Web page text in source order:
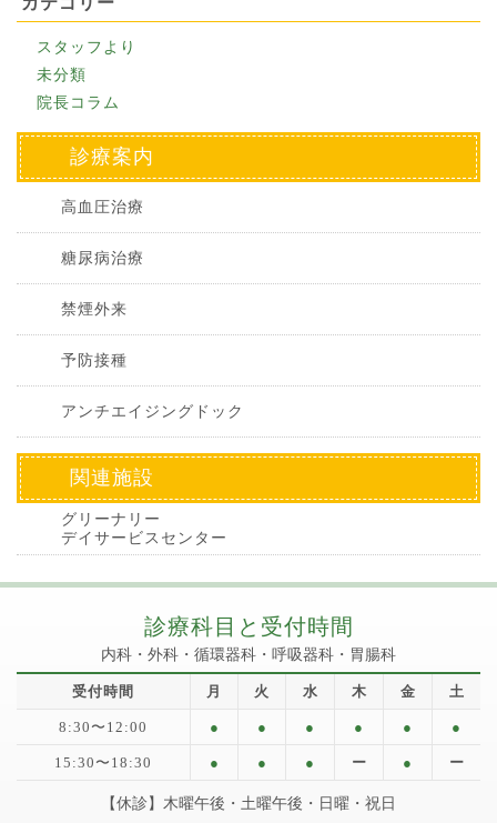
スタッフより
未分類
院長コラム
診療案内
高血圧治療
糖尿病治療
禁煙外来
予防接種
アンチエイジングドック
関連施設
グリーナリー
デイサービスセンター
診療科目と受付時間
内科・外科・循環器科・呼吸器科・胃腸科
受付時間 月 火 水 木 金 土
8:30〜12:00 ● ● ● ● ● ●
15:30〜18:30 ● ● ● ー ● ー
【休診】木曜午後・土曜午後・日曜・祝日